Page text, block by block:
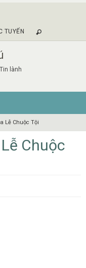
TUYẾN
lành
Lễ Chuộc Tội
Chuộc